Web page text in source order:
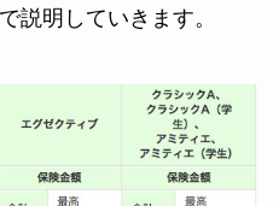
説明していきます。